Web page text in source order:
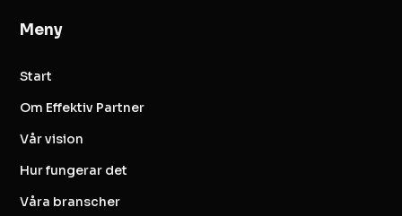
Meny
Start
Om Effektiv Partner
Vår vision
Hur fungerar det
Våra branscher